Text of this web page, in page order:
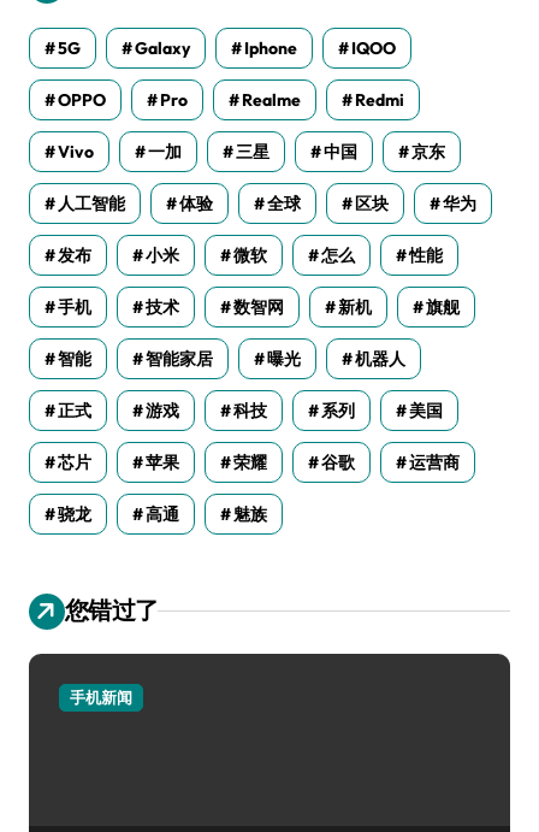
5G Galaxy Iphone IQOO
OPPO Pro Realme Redmi
Vivo 一加 三星 中国 京东
人工智能 体验 全球 区块 华为
发布 小米 微软 怎么 性能
手机 技术 数智网 新机 旗舰
智能 智能家居 曝光 机器人
正式 游戏 科技 系列 美国
芯片 苹果 荣耀 谷歌 运营商
骁龙 高通 魅族
您错过了
手机新闻